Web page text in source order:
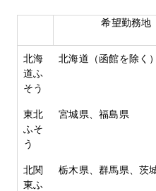
Super Great
希望勤務地
北海
道ふ
そう
北海道（函館を除く）
東北
ふそ
う
宮城県、福島県
北関
東ふ
栃木県、群馬県、茨